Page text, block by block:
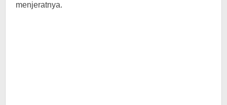
menjeratnya.